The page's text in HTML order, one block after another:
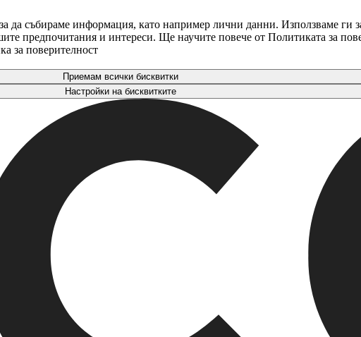
да събираме информация, като например лични данни. Използваме ги
предпочитания и интереси. Ще научите повече от Политиката за
за поверителност
Приемам всички бисквитки
Настройки на бисквитките